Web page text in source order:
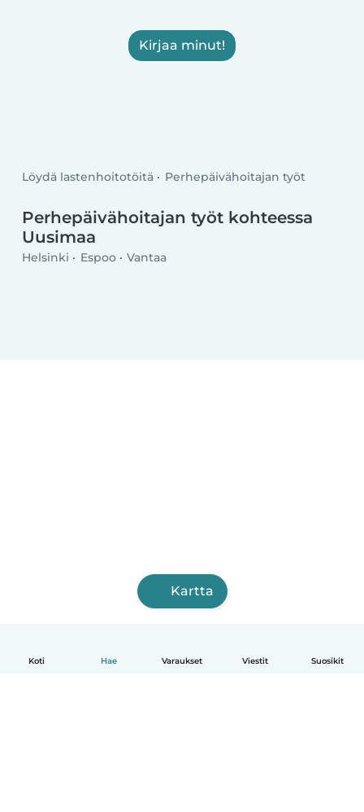
Koti Hae Varaukset Viestit Suosikit
Kirjaa minut!
Löydä lastenhoitotöitä Perhepäivähoitajan työt
Perhepäivähoitajan työt kohteessa
Uusimaa
Helsinki Espoo Vantaa
Kartta